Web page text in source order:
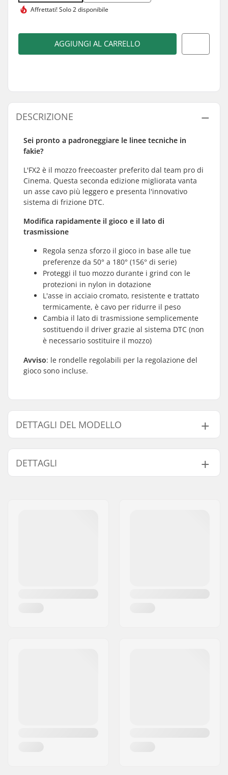
Affrettati!Solo 2 disponibile
AGGIUNGI AL CARRELLO
DESCRIZIONE
Sei pronto a padroneggiare le linee tecniche in
fakie?
L'FX2 è il mozzo freecoaster preferito dal team pro di
Cinema. Questa seconda edizione migliorata vanta
un asse cavo più leggero e presenta l'innovativo
sistema di frizione DTC.
Modifica rapidamente il gioco e il lato di
trasmissione
Regola senza sforzo il gioco in base alle tue
preferenze da 50° a 180° (156° di serie)
Proteggi il tuo mozzo durante i grind con le
protezioni in nylon in dotazione
L'asse in acciaio cromato, resistente e trattato
termicamente, è cavo per ridurre il peso
Cambia il lato di trasmissione semplicemente
sostituendo il driver grazie al sistema DTC (non
è necessario sostituire il mozzo)
Avviso: le rondelle regolabili per la regolazione del
gioco sono incluse.
DETTAGLI DEL MODELLO
Left hand drive
DETTAGLI